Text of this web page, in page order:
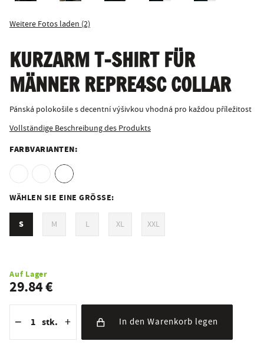
Weitere Fotos laden (2)
KURZARM T-SHIRT FÜR
MÄNNER REPRE4SC COLLAR
Pánská polokošile s decentní výšivkou vhodná pro každou příležitost
Vollständige Beschreibung des Produkts
FARBVARIANTEN:
WÄHLEN SIE EINE GRÖSSE:
S M L XL XXL
Auf Lager
29.84 €
− stk. + In den Warenkorb legen